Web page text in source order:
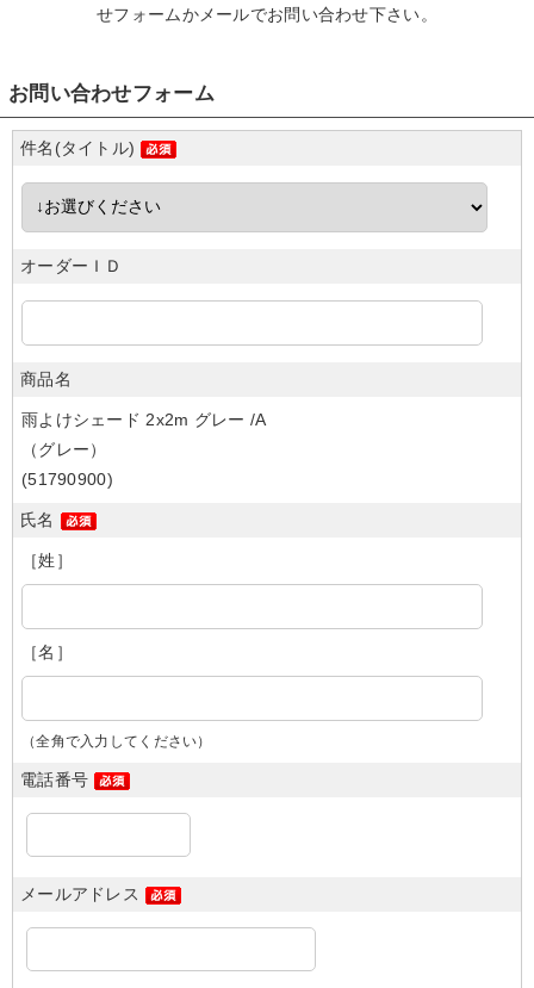
せフォームかメールでお問い合わせ下さい。
お問い合わせフォーム
件名(タイトル)
オーダーＩＤ
商品名
雨よけシェード 2x2m グレー /A
（グレー）
(51790900)
氏名
［姓］
［名］
（全角で入力してください）
電話番号
メールアドレス